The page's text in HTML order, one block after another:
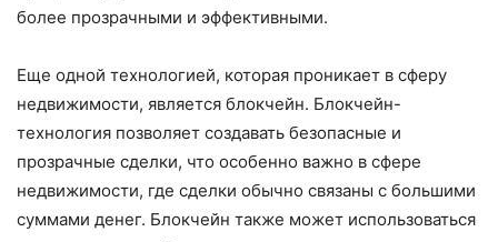
более прозрачными и эффективными.
Еще одной технологией, которая проникает в сферу
недвижимости, является блокчейн. Блокчейн-
технология позволяет создавать безопасные и
прозрачные сделки, что особенно важно в сфере
недвижимости, где сделки обычно связаны с большими
суммами денег. Блокчейн также может использоваться